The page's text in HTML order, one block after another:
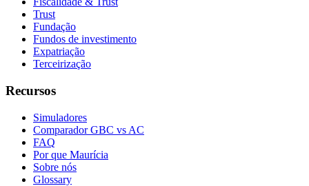
Trust
Fundação
Fundos de investimento
Expatriação
Terceirização
Recursos
Simuladores
Comparador GBC vs AC
FAQ
Por que Maurícia
Sobre nós
Glossary